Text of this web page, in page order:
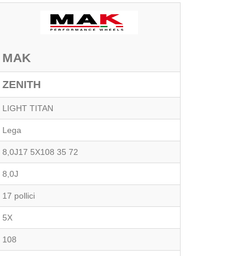
MAK
ZENITH
LIGHT TITAN
Lega
8,0J17 5X108 35 72
8,0J
17 pollici
5X
108